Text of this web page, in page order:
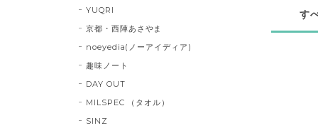
す
YUQRI
京都・西陣あさやま
noeyedia(ノーアイディア)
趣味ノート
DAY OUT
MILSPEC （タオル）
SINZ